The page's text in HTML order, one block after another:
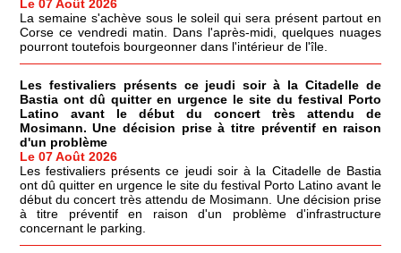
Le 07 Août 2026
La semaine s'achève sous le soleil qui sera présent partout en
Corse ce vendredi matin. Dans l'après-midi, quelques nuages
pourront toutefois bourgeonner dans l'intérieur de l'île.
Les festivaliers présents ce jeudi soir à la Citadelle de
Bastia ont dû quitter en urgence le site du festival Porto
Latino avant le début du concert très attendu de
Mosimann. Une décision prise à titre préventif en raison
d'un problème
Le 07 Août 2026
Les festivaliers présents ce jeudi soir à la Citadelle de Bastia
ont dû quitter en urgence le site du festival Porto Latino avant le
début du concert très attendu de Mosimann. Une décision prise
à titre préventif en raison d'un problème d'infrastructure
concernant le parking.